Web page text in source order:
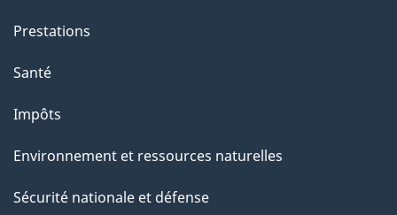
Prestations
Santé
Impôts
Environnement et ressources naturelles
Sécurité nationale et défense